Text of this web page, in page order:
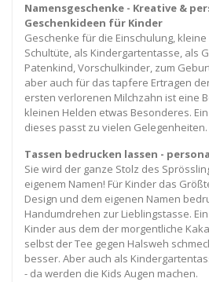
Namensgeschenke - Kreative &
Geschenkideen für Kinder
Geschenke für die Einschulung,
Schultüte, als Kindergartentasse, als
Patenkind, Vorschulkinder, zum
aber auch für das tapfere Ertragen
ersten verlorenen Milchzahn ist eine
kleinen Helden etwas Besonderes.
dieses passt zu vielen Gelegenheiten.
Tassen bedrucken lassen -
Sie wird der ganze Stolz des
eigenem Namen! Für Kinder das
Design und dem eigenen Namen
Handumdrehen zur Lieblingstasse.
Kinder aus dem der morgentliche
selbst der Tee gegen Halsweh
besser. Aber auch als
- da werden die Kids Augen machen.